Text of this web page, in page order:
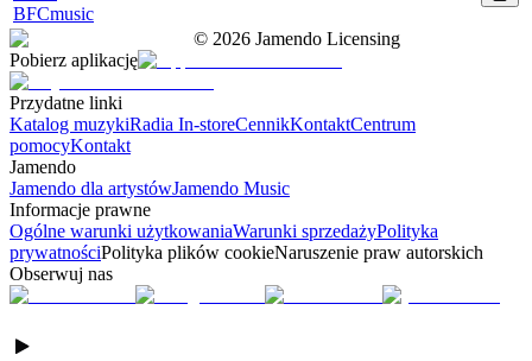
BFCmusic
© 2026 Jamendo Licensing
Pobierz aplikację
Przydatne linki
Katalog muzykiRadia In-storeCennikKontaktCentrum
pomocyKontakt
Jamendo
Jamendo dla artystówJamendo Music
Informacje prawne
Ogólne warunki użytkowaniaWarunki sprzedażyPolityka
prywatnościPolityka plików cookieNaruszenie praw autorskich
Obserwuj nas